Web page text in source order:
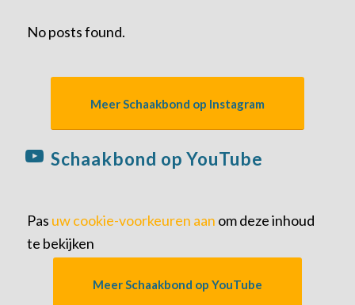
No posts found.
Meer Schaakbond op Instagram
Schaakbond op YouTube
Pas uw cookie-voorkeuren aan om deze inhoud
te bekijken
Meer Schaakbond op YouTube